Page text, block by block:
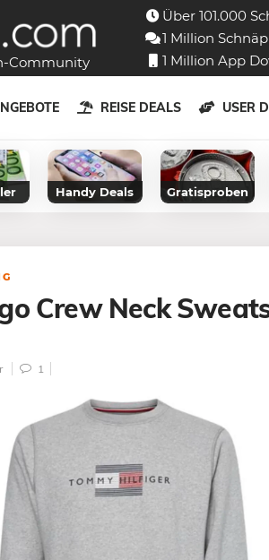
Community
Über 101.000
1 Million
1 Million App
REISE DEALS USER
Handy Deals Gratisproben
Crew Neck
1